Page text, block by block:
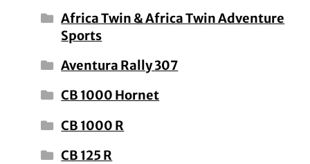
Africa Twin & Africa Twin Adventure
Sports
Aventura Rally 307
CB 1000 Hornet
CB 1000 R
CB 125 R